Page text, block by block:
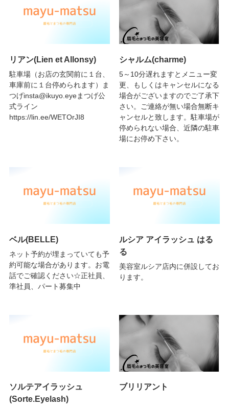
リアン(Lien et Allonsy)
駐車場（お店の玄関前に１台、
車庫前に１台停められます）ま
つげinsta@ikuyo.eyeまつげ公
式ライン
https://lin.ee/WETOrJI8
シャルム(charme)
5～10分遅れますとメニュー変
更、もしくはキャンセルになる
場合がございますのでご了承下
さい。ご連絡が無い場合無断キ
ャンセルと致します。駐車場が
停められない場合、近隣の駐車
場にお停め下さい。
ベル(BELLE)
ネット予約が埋まっていても予
約可能な場合があります。お電
話でご確認ください☆正社員、
準社員、パート募集中
ルシア アイラッシュ はる
る
美容室ルシア店内に併設してお
ります。
ソルテアイラッシュ
(Sorte.Eyelash)
ブリリアント